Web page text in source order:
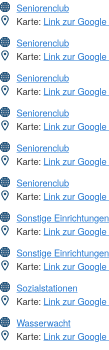
Seniorenclub
Karte: Link zur
Seniorenclub
Karte: Link zur
Seniorenclub
Karte: Link zur
Seniorenclub
Karte: Link zur
Seniorenclub
Karte: Link zur
Seniorenclub
Karte: Link zur
Sonstige Einrichtungen
Karte: Link zur
Sonstige Einrichtungen
Karte: Link zur
Sozialstationen
Karte: Link zur
Wasserwacht
Karte: Link zur